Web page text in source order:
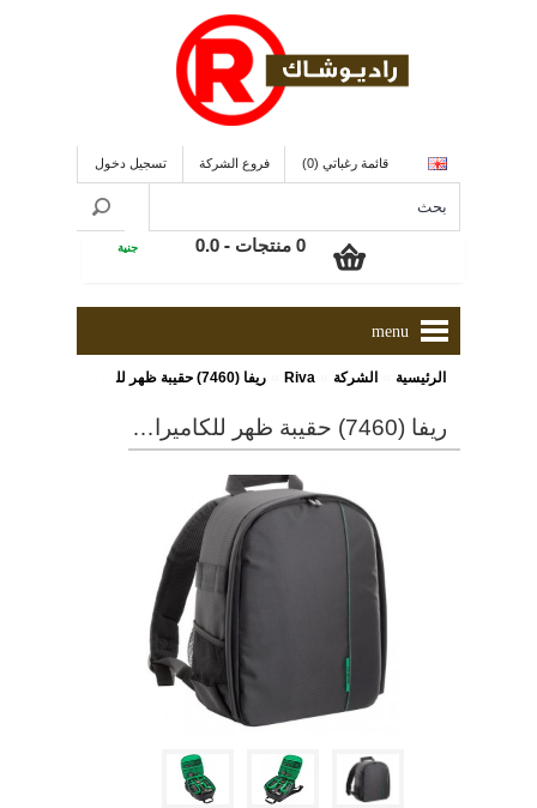
قائمة رغباتي (0) فروع الشركة تسجيل دخول
0 منتجات - 0.0 جنية
menu
الرئيسية الشركة Riva ريفا (7460) حقيبة ظهر للكاميرات الرقمية المحترفة ذو لون أسود
ريفا (7460) حقيبة ظهر للكاميرات الرقمية المحترفة ذو لون أسود